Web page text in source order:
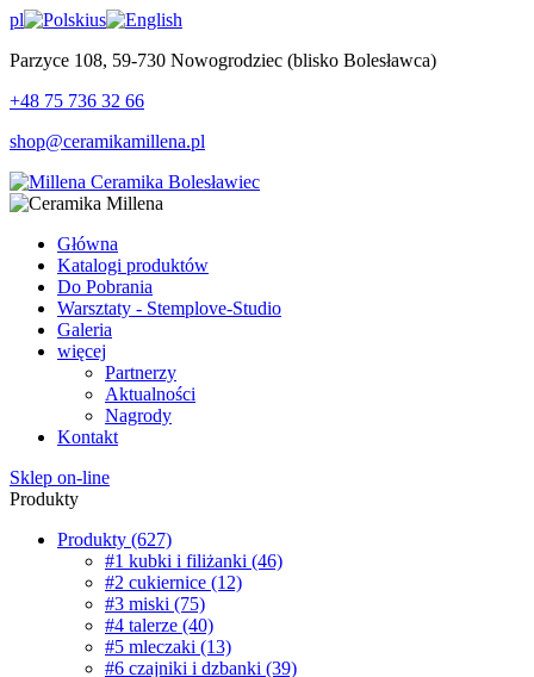
pl
us
Parzyce 108, 59-730 Nowogrodziec (blisko Bolesławca)
+48 75 736 32 66
shop@ceramikamillena.pl
Główna
Katalogi produktów
Do Pobrania
Warsztaty - Stemplove-Studio
Galeria
więcej
Partnerzy
Aktualności
Nagrody
Kontakt
Sklep on-line
Produkty
Produkty (627)
#1 kubki i filiżanki (46)
#2 cukiernice (12)
#3 miski (75)
#4 talerze (40)
#5 mleczaki (13)
#6 czajniki i dzbanki (39)